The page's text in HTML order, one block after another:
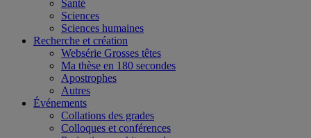
Santé
Sciences
Sciences humaines
Recherche et création
Websérie Grosses têtes
Ma thèse en 180 secondes
Apostrophes
Autres
Événements
Collations des grades
Colloques et conférences